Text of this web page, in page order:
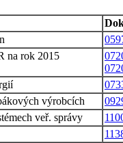
na rok 2015
výrobcích
veř. správy